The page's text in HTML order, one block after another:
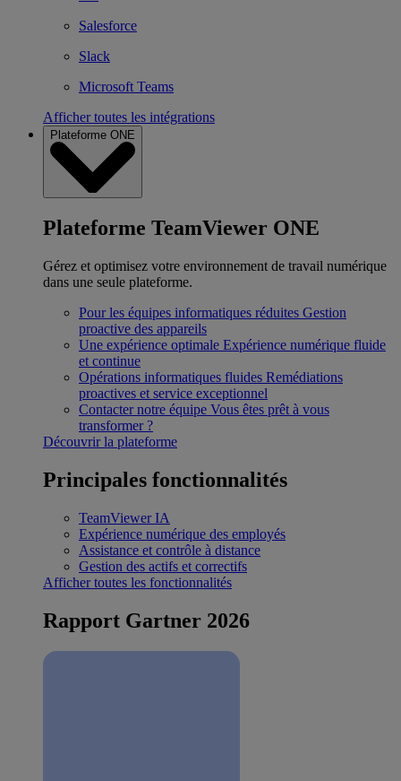
Salesforce
Slack
Microsoft Teams
Afficher toutes les intégrations
Plateforme ONE
Plateforme TeamViewer ONE
Gérez et optimisez votre environnement de travail numérique
dans une seule plateforme.
Pour les équipes informatiques réduites Gestion
proactive des appareils
Une expérience optimale Expérience numérique fluide
et continue
Opérations informatiques fluides Remédiations
proactives et service exceptionnel
Contacter notre équipe Vous êtes prêt à vous
transformer ?
Découvrir la plateforme
Principales fonctionnalités
TeamViewer IA
Expérience numérique des employés
Assistance et contrôle à distance
Gestion des actifs et correctifs
Afficher toutes les fonctionnalités
Rapport Gartner 2026